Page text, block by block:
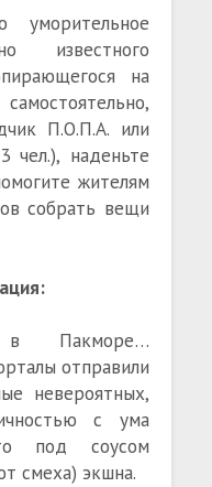
известного
на
П.О.П.А. или
чел.), наденьте
жителям
собрать вещи
Пакморе…
отправили
невероятных,
с ума
под соусом
смеха) экшна.